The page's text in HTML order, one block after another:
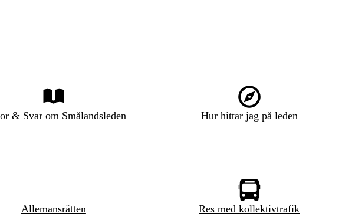
& Svar om Smålandsleden Hur hittar jag på leden
Allemansrätten Res med kollektivtrafik